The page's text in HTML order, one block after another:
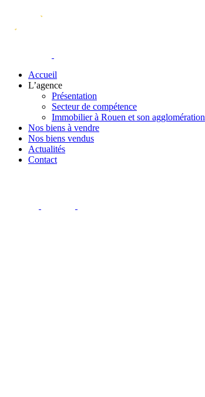
Accueil
L’agence
Présentation
Secteur de compétence
Immobilier à Rouen et son agglomération
Nos biens à vendre
Nos biens vendus
Actualités
Contact